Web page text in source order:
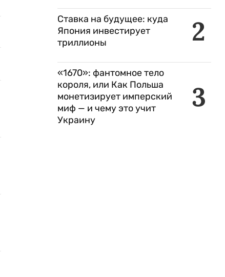
2
Ставка на будущее: куда
Япония инвестирует
триллионы
3
«1670»: фантомное тело
короля, или Как Польша
монетизирует имперский
миф — и чему это учит
Украину